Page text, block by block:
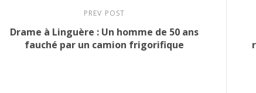
PREV POST
Drame à Linguère : Un homme de 50 ans
fauché par un camion frigorifique